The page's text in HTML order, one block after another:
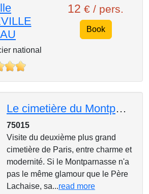
national
12 € / pers.
Book
Le cimetière du Montparnasse
75015
Visite du deuxième plus grand
cimetière de Paris, entre charme et
modernité. Si le Montparnasse n'a
pas le même glamour que le Père
Lachaise, sa...read more